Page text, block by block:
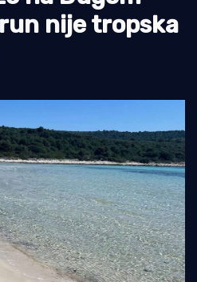
nije tropska